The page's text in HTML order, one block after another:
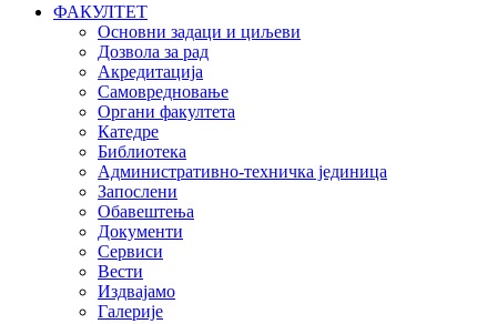
ФАКУЛТЕТ
Основни задаци и циљеви
Дозвола за рад
Акредитација
Самовредновање
Органи факултета
Катедре
Библиотека
Административно-техничка јединица
Запослени
Обавештења
Документи
Сервиси
Вести
Издвајамо
Галерије